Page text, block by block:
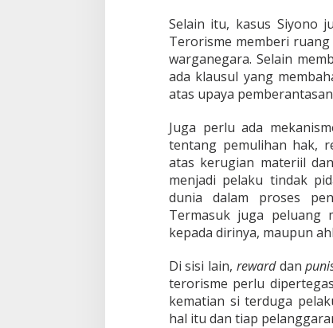
Selain itu, kasus Siyono
Terorisme memberi
warganegara. Selain
ada klausul yang
atas upaya
Juga perlu ada
tentang pemulihan hak,
atas kerugian materiil
menjadi pelaku tindak
dunia dalam proses
Termasuk juga peluang
kepada dirinya, maupun
Di sisi lain, rewarddan
terorisme perlu
kematian si terduga
hal itu dan tiap